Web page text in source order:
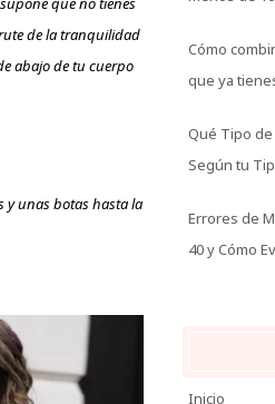
de la tranquilidad
abajo de tu cuerpo
y unas botas hasta la
Cómo
que ya
Qué Tipo
Según tu
Errores de
40 y Cómo
Inicio